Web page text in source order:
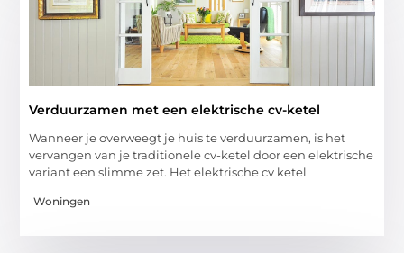
Verduurzamen met een elektrische cv-ketel
Wanneer je overweegt je huis te verduurzamen, is het
vervangen van je traditionele cv-ketel door een elektrische
variant een slimme zet. Het elektrische cv ketel
Woningen